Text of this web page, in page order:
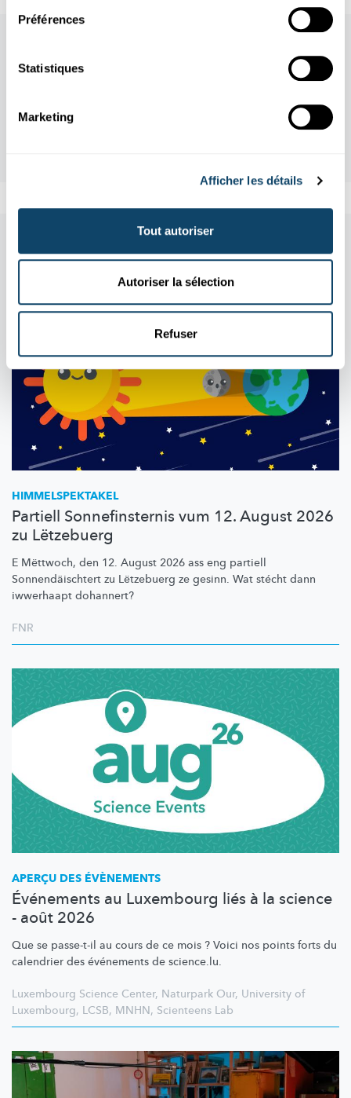
Préférences
Statistiques
Marketing
Afficher les détails
Tout autoriser
Autoriser la sélection
Refuser
Aussi dans cette rubrique
HIMMELSPEKTAKEL
Partiell Sonnefinsternis vum 12. August 2026
zu Lëtzebuerg
E Mëttwoch, den 12. August 2026 ass eng partiell
Sonnendäischtert zu Lëtzebuerg ze gesinn. Wat stécht dann
iwwerhaapt dohannert?
FNR
APERÇU DES ÉVÈNEMENTS
Événements au Luxembourg liés à la science
- août 2026
Que se passe-t-il au cours de ce mois ? Voici nos points forts du
calendrier des événements de science.lu.
Luxembourg Science Center, Naturpark Our, University of
Luxembourg, LCSB, MNHN, Scienteens Lab